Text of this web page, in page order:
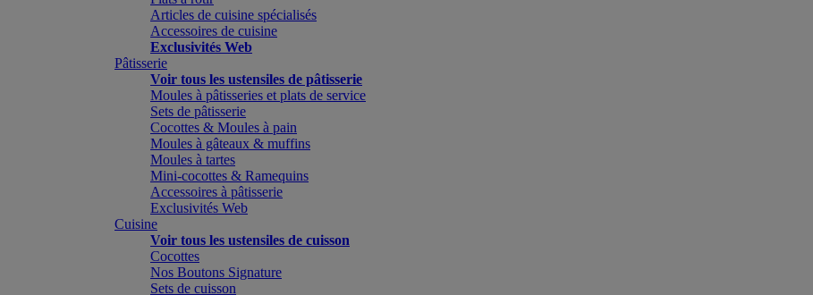
Articles de cuisine spécialisés
Accessoires de cuisine
Exclusivités Web
Pâtisserie
Voir tous les ustensiles de pâtisserie
Moules à pâtisseries et plats de service
Sets de pâtisserie
Cocottes & Moules à pain
Moules à gâteaux & muffins
Moules à tartes
Mini-cocottes & Ramequins
Accessoires à pâtisserie
Exclusivités Web
Cuisine
Voir tous les ustensiles de cuisson
Cocottes
Nos Boutons Signature
Sets de cuisson